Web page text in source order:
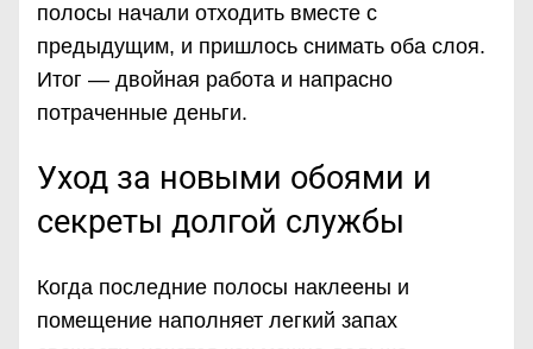
полосы начали отходить вместе с
предыдущим, и пришлось снимать оба слоя.
Итог — двойная работа и напрасно
потраченные деньги.
Уход за новыми обоями и
секреты долгой службы
Когда последние полосы наклеены и
помещение наполняет легкий запах